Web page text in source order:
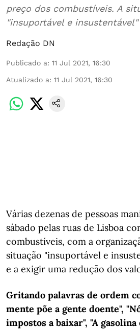
preço dos combustíveis. A
"insuportável e
Redação DN
Publicado a: 11 Jul 2021, 16:30
Atualizado a: 11 Jul 2021, 16:30
Várias dezenas de pessoas
sábado pelas ruas de Lisboa
combustíveis, com a
situação "insuportável e
e a exigir uma redução dos
Gritando palavras de ordem
mente põe a gente doente",
impostos a baixar", "A gasolina